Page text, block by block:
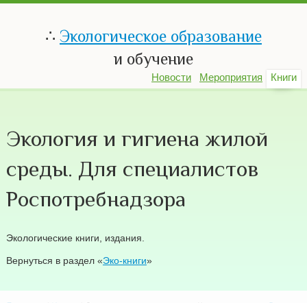
∴ Экологическое образование
и обучение
Новости Мероприятия Книги
Экология и гигиена жилой
среды. Для специалистов
Роспотребнадзора
Экологические книги, издания.
Вернуться в раздел «Эко-книги»